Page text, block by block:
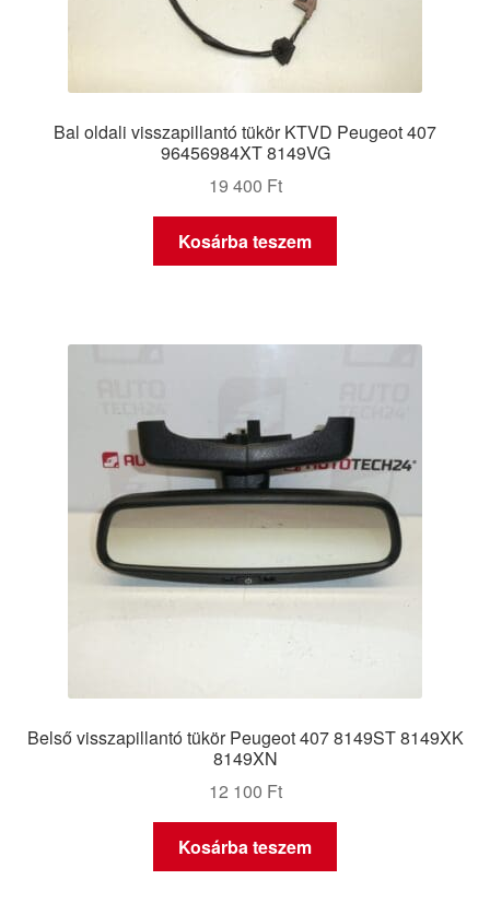
Bal oldali visszapillantó tükör KTVD Peugeot 407
96456984XT 8149VG
19 400 Ft
Kosárba teszem
Belső visszapillantó tükör Peugeot 407 8149ST 8149XK
8149XN
12 100 Ft
Kosárba teszem